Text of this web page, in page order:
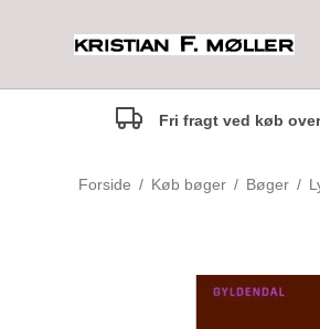
Fri fragt ved køb
Forside / Køb bøger / Bøger /